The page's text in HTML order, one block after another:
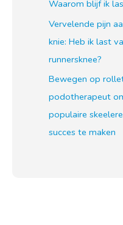
Waarom blijf ik
Vervelende pijn
knie: Heb ik last
runnersknee?
Bewegen op
podotherapeut
populaire
succes te maken